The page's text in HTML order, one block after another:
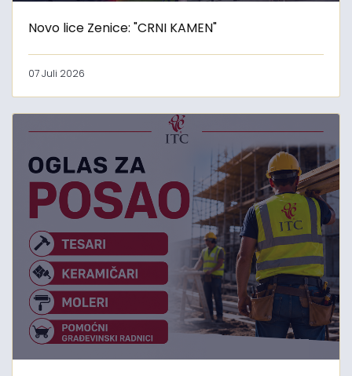
Novo lice Zenice: "CRNI KAMEN"
07 Juli 2026